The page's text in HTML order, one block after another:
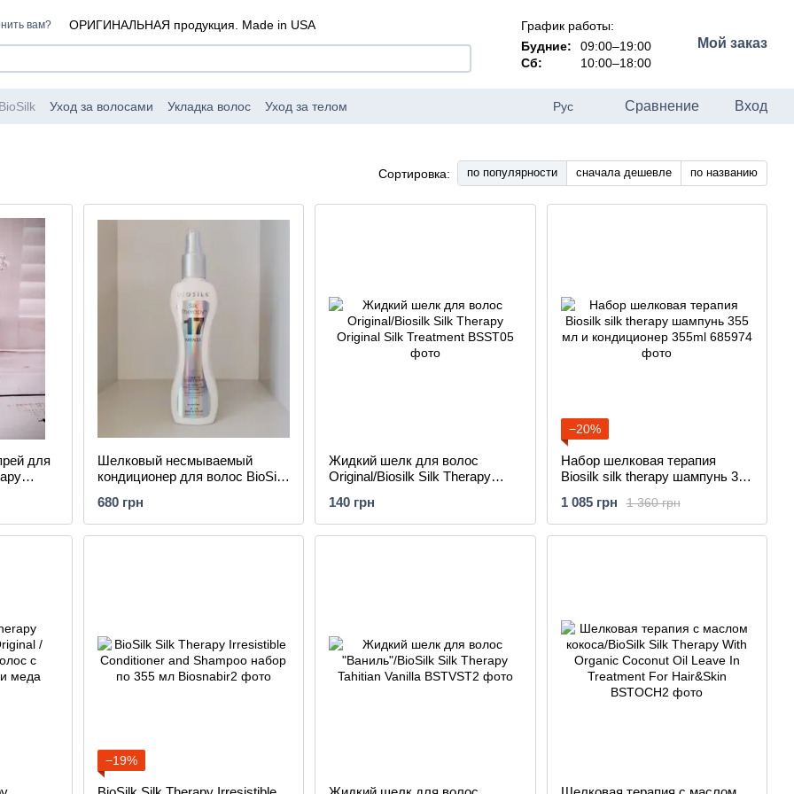
вам? ОРИГИНАЛЬНАЯ продукция. Made in USA
График работы:
Будние:
09:00–19:00
Сб:
10:00–18:00
Мой заказ
Уход за волосами Укладка волос
Уход за телом
Рус Сравнение Вход
Сортировка: по популярности сначала дешевле по названию
для
Шелковый несмываемый
кондиционер для волос BioSilk
in-Conditioner 167 мл
680 грн
Жидкий шелк для волос
Original/Biosilk Silk Therapy
140 грн
−20%
Набор шелковая терапия
Biosilk silk therapy шампунь 355
1 360 грн
1 085 грн
−19%